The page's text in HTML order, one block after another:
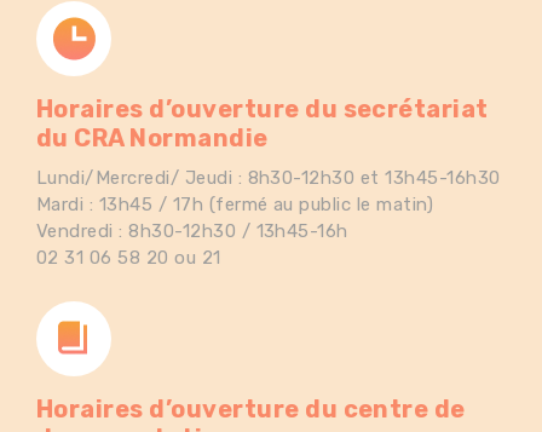
Horaires d’ouverture du secrétariat
du CRA Normandie
Lundi/Mercredi/ Jeudi : 8h30-12h30 et 13h45-16h30
Mardi : 13h45 / 17h (fermé au public le matin)
Vendredi : 8h30-12h30 / 13h45-16h
02 31 06 58 20 ou 21
Horaires d’ouverture du centre de